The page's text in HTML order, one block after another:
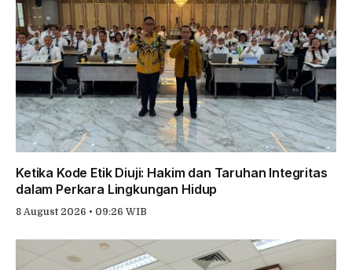
Ketika Kode Etik Diuji: Hakim dan Taruhan Integritas
dalam Perkara Lingkungan Hidup
8 August 2026 • 09:26 WIB